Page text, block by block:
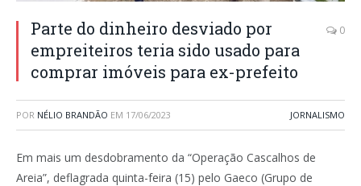
Parte do dinheiro desviado por
empreiteiros teria sido usado para
comprar imóveis para ex-prefeito
0
POR NÉLIO BRANDÃO EM 17/06/2023 JORNALISMO
Em mais um desdobramento da “Operação Cascalhos de
Areia”, deflagrada quinta-feira (15) pelo Gaeco (Grupo de